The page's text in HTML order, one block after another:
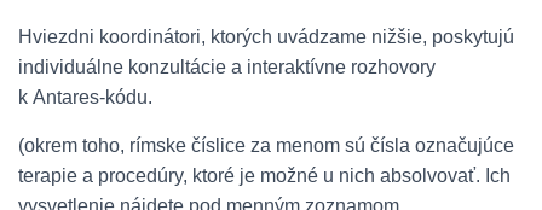
Hviezdni koordinátori, ktorých uvádzame nižšie, poskytujú
individuálne konzultácie a interaktívne rozhovory
k Antares-kódu.
(okrem toho, rímske číslice za menom sú čísla označujúce
terapie a procedúry, ktoré je možné u nich absolvovať. Ich
vysvetlenie nájdete pod menným zoznamom